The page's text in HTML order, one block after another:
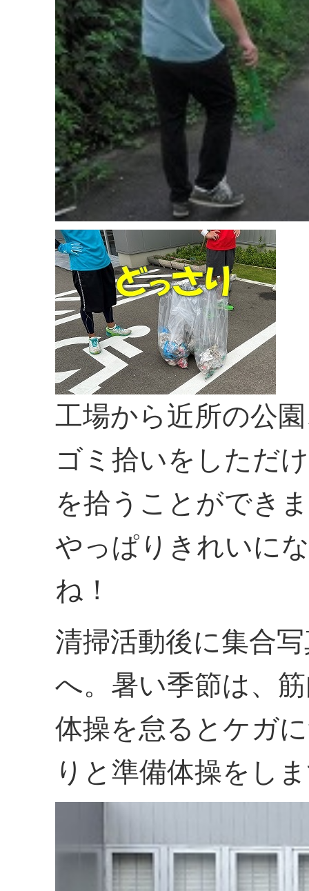
工場から近所の公
ゴミ拾いをしただ
を拾うことができ
やっぱりきれいに
ね！
清掃活動後に集合
へ。暑い季節は、
体操を怠るとケガ
りと準備体操をし